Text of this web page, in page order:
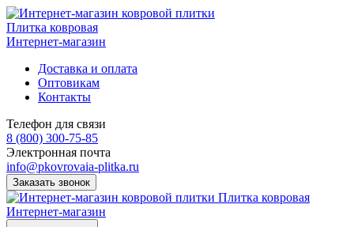
Плитка ковровая
Интернет-магазин
Доставка и оплата
Оптовикам
Контакты
Телефон для связи
8 (800) 300-75-85
Электронная почта
info@pkovrovaia-plitka.ru
Заказать звонок
Плитка ковровая
Интернет-магазин